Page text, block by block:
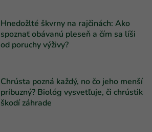
Hnedožlté škvrny na rajčinách: Ako
spoznať obávanú pleseň a čím sa líši
od poruchy výživy?
Chrústa pozná každý, no čo jeho menší
príbuzný? Biológ vysvetľuje, či chrústik
škodí záhrade